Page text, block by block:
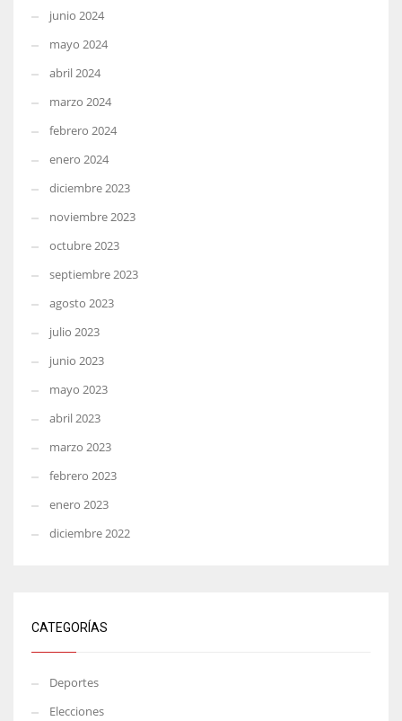
junio 2024
mayo 2024
abril 2024
marzo 2024
febrero 2024
enero 2024
diciembre 2023
noviembre 2023
octubre 2023
septiembre 2023
agosto 2023
julio 2023
junio 2023
mayo 2023
abril 2023
marzo 2023
febrero 2023
enero 2023
diciembre 2022
CATEGORÍAS
Deportes
Elecciones